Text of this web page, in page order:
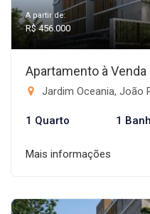
A partir de:
R$ 456.000
Apartamento à
Jardim Oceania, João
1 Quarto 1
Mais informações